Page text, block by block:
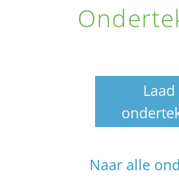
Naar alle